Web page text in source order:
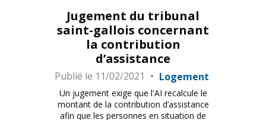
Jugement du tribunal
saint-gallois concernant
la contribution
d’assistance
Publié le 11/02/2021 Logement
Un jugement exige que l'AI recalcule le
montant de la contribution d’assistance
afin que les personnes en situation de